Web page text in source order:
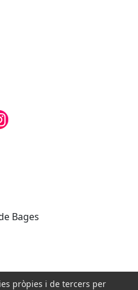
Bages
pròpies i de tercers per